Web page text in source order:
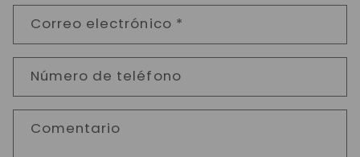
Correo electrónico *
Número de teléfono
Comentario